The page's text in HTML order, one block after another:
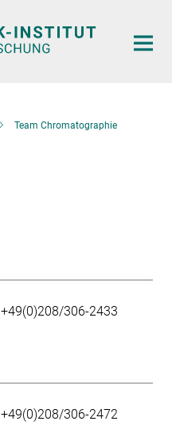
Team Chromatographie
+49(0)208/306-2433
+49(0)208/306-2472